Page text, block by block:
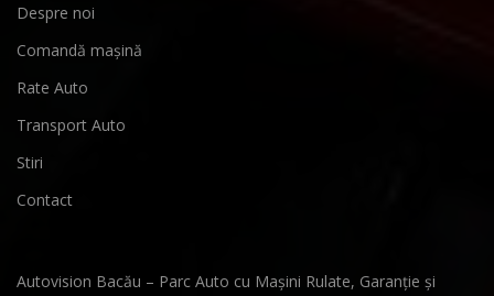
Despre noi
Comandă mașină
Rate Auto
Transport Auto
Stiri
Contact
Autovision Bacău – Parc Auto cu Mașini Rulate, Garanție și